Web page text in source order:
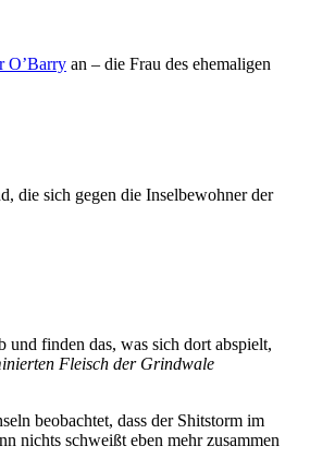
O’Barry an – die Frau des ehemaligen
die sich gegen die Inselbewohner der
finden das, was sich dort abspielt,
Fleisch der Grindwale
beobachtet, dass der Shitstorm im
nichts schweißt eben mehr zusammen